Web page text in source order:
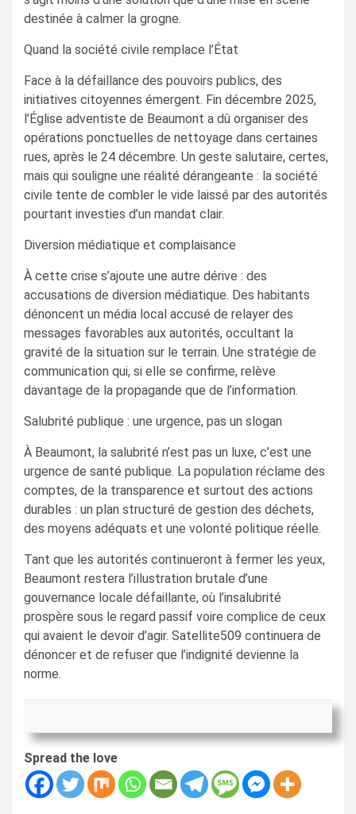
destinée à calmer la grogne.
Quand la société civile remplace l’État
Face à la défaillance des pouvoirs publics, des
initiatives citoyennes émergent. Fin décembre 2025,
l’Église adventiste de Beaumont a dû organiser des
opérations ponctuelles de nettoyage dans certaines
rues, après le 24 décembre. Un geste salutaire, certes,
mais qui souligne une réalité dérangeante : la société
civile tente de combler le vide laissé par des autorités
pourtant investies d’un mandat clair.
Diversion médiatique et complaisance
À cette crise s’ajoute une autre dérive : des
accusations de diversion médiatique. Des habitants
dénoncent un média local accusé de relayer des
messages favorables aux autorités, occultant la
gravité de la situation sur le terrain. Une stratégie de
communication qui, si elle se confirme, relève
davantage de la propagande que de l’information.
Salubrité publique : une urgence, pas un slogan
À Beaumont, la salubrité n’est pas un luxe, c’est une
urgence de santé publique. La population réclame des
comptes, de la transparence et surtout des actions
durables : un plan structuré de gestion des déchets,
des moyens adéquats et une volonté politique réelle.
Tant que les autorités continueront à fermer les yeux,
Beaumont restera l’illustration brutale d’une
gouvernance locale défaillante, où l’insalubrité
prospère sous le regard passif voire complice de ceux
qui avaient le devoir d’agir. Satellite509 continuera de
dénoncer et de refuser que l’indignité devienne la
norme.
Spread the love